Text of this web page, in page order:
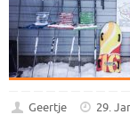
Geertje 29.